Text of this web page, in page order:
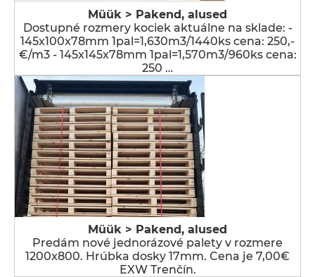
Müük > Pakend, alused
Dostupné rozmery kociek aktuálne na sklade: -
145x100x78mm 1pal=1,630m3/1440ks cena: 250,-
€/m3 - 145x145x78mm 1pal=1,570m3/960ks cena:
250 …
Müük > Pakend, alused
Predám nové jednorázové palety v rozmere
1200x800. Hrúbka dosky 17mm. Cena je 7,00€
EXW Trenčín.